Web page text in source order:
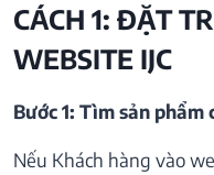
CÁCH 1: ĐẶT
WEBSITE IJC
Bước 1: Tìm sản phẩm
Nếu Khách hàng vào